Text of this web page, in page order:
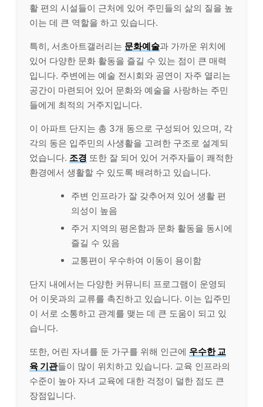
활 편의 시설들이 근처에 있어 주민들의 삶의 질을 높
이는 데 큰 역할을 하고 있습니다.
특히, 서초아트갤러리는 문화예술과 가까운 위치에
있어 다양한 문화 활동을 즐길 수 있는 점이 큰 매력
입니다. 주변에는 예술 전시회와 공연이 자주 열리는
공간이 마련되어 있어 문화와 예술을 사랑하는 주민
들에게 최적의 거주지입니다.
이 아파트 단지는 총 3개 동으로 구성되어 있으며, 각
각의 동은 입주민의 사생활을 고려한 구조로 설계되
었습니다. 조경 또한 잘 되어 있어 거주자들이 쾌적한
환경에서 생활할 수 있도록 배려하고 있습니다.
주변 인프라가 잘 갖추어져 있어 생활 편
의성이 높음
주거 지역의 평온함과 문화 활동을 동시에
즐길 수 있음
교통편이 우수하여 이동이 용이함
단지 내에서는 다양한 커뮤니티 프로그램이 운영되
어 이웃과의 교류를 촉진하고 있습니다. 이는 입주민
이 서로 소통하고 관계를 맺는 데 큰 도움이 되고 있
습니다.
또한, 어린 자녀를 둔 가구를 위해 인근에 우수한 교
육 기관들이 많이 위치하고 있습니다. 교육 인프라의
수준이 높아 자녀 교육에 대한 걱정이 덜한 점도 큰
장점입니다.